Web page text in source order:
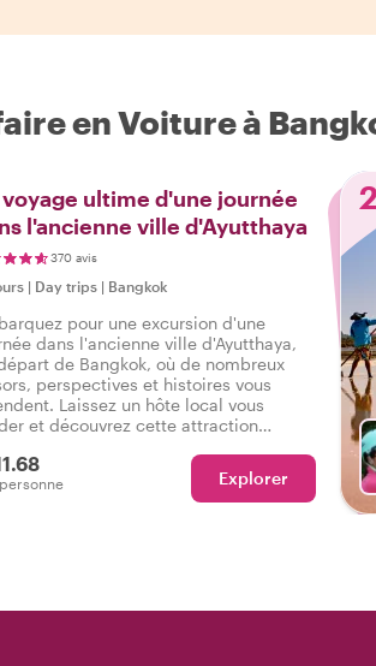
en Voiture à
voyage ultime d'une journée
l'ancienne ville d'Ayutthaya
370 avis
| Day trips | Bangkok
pour une excursion d'une
dans l'ancienne ville d'Ayutthaya,
de Bangkok, où de nombreux
perspectives et histoires vous
Laissez un hôte local vous
et découvrez cette attraction
vous une excursion d'une journée
l'ancienne ville d'Ayutthaya avec un
- c'est un incontournable !
Explorer
2